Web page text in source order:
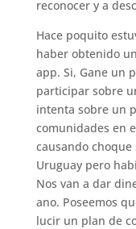
reconocer y a
Hace poquito
haber obtenido
app. Si, Gane un
participar sobre
intenta sobre un
comunidades en
causando
Uruguay pero
Nos van a dar
ano. Poseemos
lucir un plan de